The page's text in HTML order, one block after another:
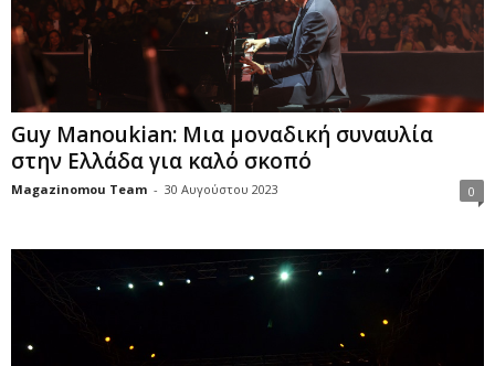
Guy Manoukian: Μια μοναδική συναυλία
στην Ελλάδα για καλό σκοπό
Magazinomou Team - 30 Αυγούστου 2023 0